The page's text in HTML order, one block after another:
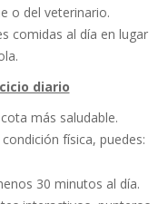
o del veterinario.
comidas al día en lugar
diario
más saludable.
física, puedes:
30 minutos al día.